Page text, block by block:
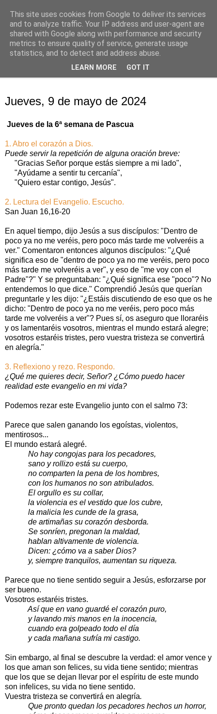
Oración personal
con el Evangelio de cada día
Jueves, 9 de mayo de 2024
Jueves de la 6ª semana de Pascua
1. Abro el corazón a Dios.
Puede servir la repetición de alguna oración breve:
"Gracias Señor porque estás siempre a mi lado",
"Ayúdame a sentir tu cercanía",
"Quiero estar contigo, Jesús".
2. Lectura del Evangelio. Escucho.
San Juan 16,16-20
En aquel tiempo, dijo Jesús a sus discípulos: "Dentro de
poco ya no me veréis, pero poco más tarde me volveréis a
ver." Comentaron entonces algunos discípulos: "¿Qué
significa eso de "dentro de poco ya no me veréis, pero poco
más tarde me volveréis a ver", y eso de "me voy con el
Padre"?" Y se preguntaban: "¿Qué significa ese "poco"? No
entendemos lo que dice." Comprendió Jesús que querían
preguntarle y les dijo: "¿Estáis discutiendo de eso que os he
dicho: "Dentro de poco ya no me veréis, pero poco más
tarde me volveréis a ver"? Pues sí, os aseguro que lloraréis
y os lamentaréis vosotros, mientras el mundo estará alegre;
vosotros estaréis tristes, pero vuestra tristeza se convertirá
en alegría."
3. Reflexiono y rezo. Respondo.
¿Qué me quieres decir, Señor? ¿Cómo puedo hacer
realidad este evangelio en mi vida?
Podemos rezar este Evangelio junto con el salmo 73:
Parece que salen ganando los egoístas, violentos,
mentirosos...
El mundo estará alegré.
No hay congojas para los pecadores,
sano y rollizo está su cuerpo,
no comparten la pena de los hombres,
con los humanos no son atribulados.
El orgullo es su collar,
la violencia es el vestido que los cubre,
la malicia les cunde de la grasa,
de artimañas su corazón desborda.
Se sonríen, pregonan la maldad,
hablan altivamente de violencia.
Dicen: ¿cómo va a saber Dios?
y, siempre tranquilos, aumentan su riqueza.
Parece que no tiene sentido seguir a Jesús, esforzarse por
ser bueno.
Vosotros estaréis tristes.
Así que en vano guardé el corazón puro,
y lavando mis manos en la inocencia,
cuando era golpeado todo el día
y cada mañana sufría mi castigo.
Sin embargo, al final se descubre la verdad: el amor vence y
los que aman son felices, su vida tiene sentido; mientras
que los que se dejan llevar por el espíritu de este mundo
son infelices, su vida no tiene sentido.
Vuestra tristeza se convertirá en alegría.
Que pronto quedan los pecadores hechos un horror,
This site uses cookies from Google to deliver its services
and to analyze traffic. Your IP address and user-agent are
shared with Google along with performance and security
metrics to ensure quality of service, generate usage
statistics, and to detect and address abuse.
LEARN MORE GOT IT